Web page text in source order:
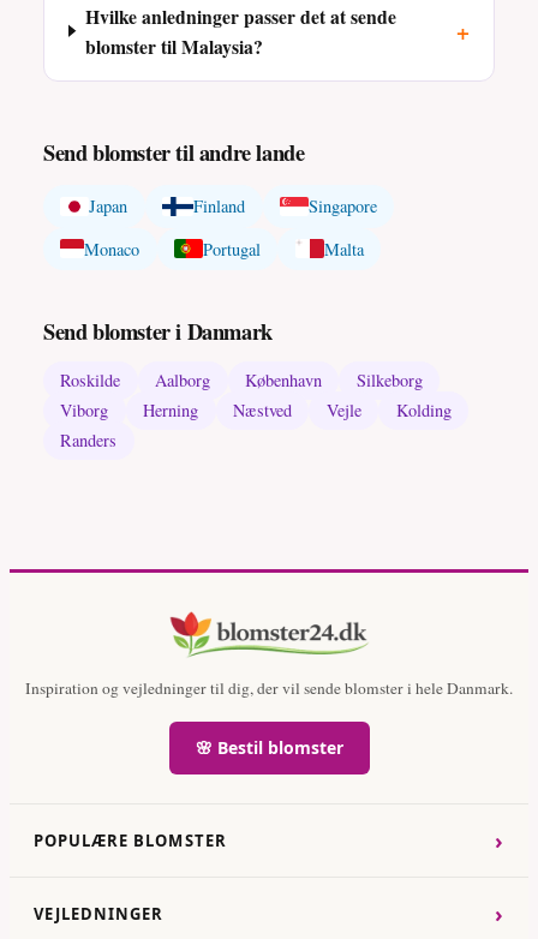
Hvilke anledninger passer det at sende
blomster til Malaysia?
+
Send blomster til andre lande
Japan Finland
Singapore
Monaco
Portugal Malta
Send blomster i Danmark
Roskilde Aalborg København
Silkeborg
Viborg
Herning Næstved Vejle
Kolding
Randers
Inspiration og vejledninger til dig, der vil sende blomster i hele Danmark.
🌸 Bestil blomster
POPULÆRE BLOMSTER ›
VEJLEDNINGER ›